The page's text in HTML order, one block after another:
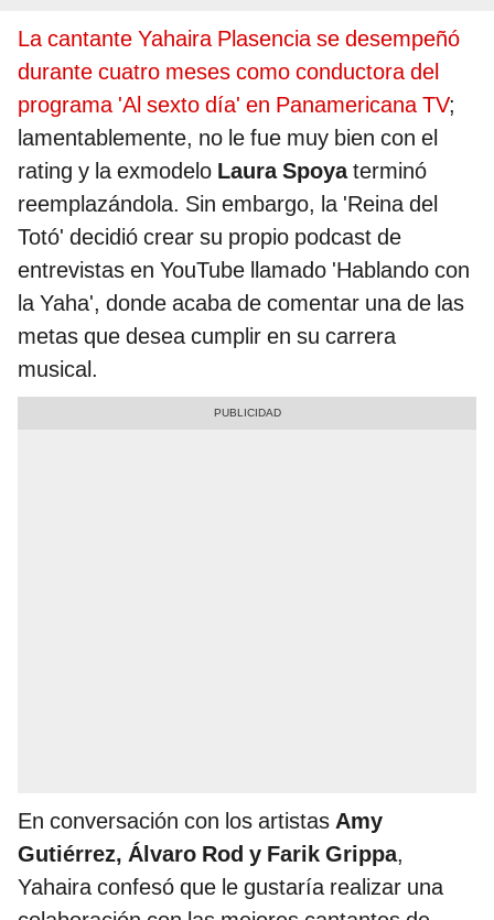
La cantante Yahaira Plasencia se desempeñó
durante cuatro meses como conductora del
programa 'Al sexto día' en Panamericana TV;
lamentablemente, no le fue muy bien con el
rating y la exmodelo Laura Spoyaterminó
reemplazándola. Sin embargo, la 'Reina del
Totó' decidió crear su propio podcast de
entrevistas en YouTube llamado 'Hablando con
la Yaha', donde acaba de comentar una de las
metas que desea cumplir en su carrera
musical.
En conversación con los artistas Amy
Gutiérrez, Álvaro Rod y Farik Grippa,
Yahaira confesó que le gustaría realizar una